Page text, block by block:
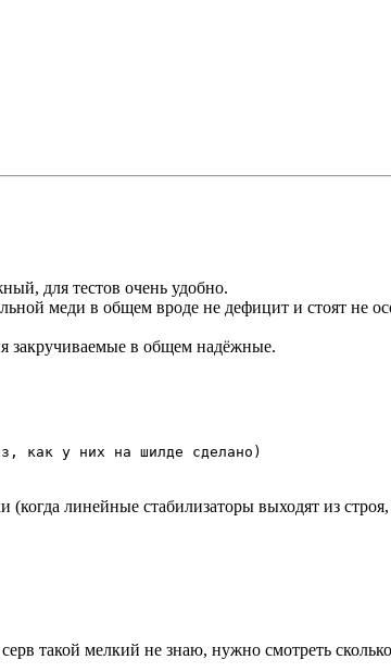
для тестов очень удобно.
меди в общем вроде не дефицит и стоят не
закручиваемые в общем надёжные.
как у них на шилде сделано)
линейные стабилизаторы выходят из
такой мелкий не знаю, нужно смотреть сколько